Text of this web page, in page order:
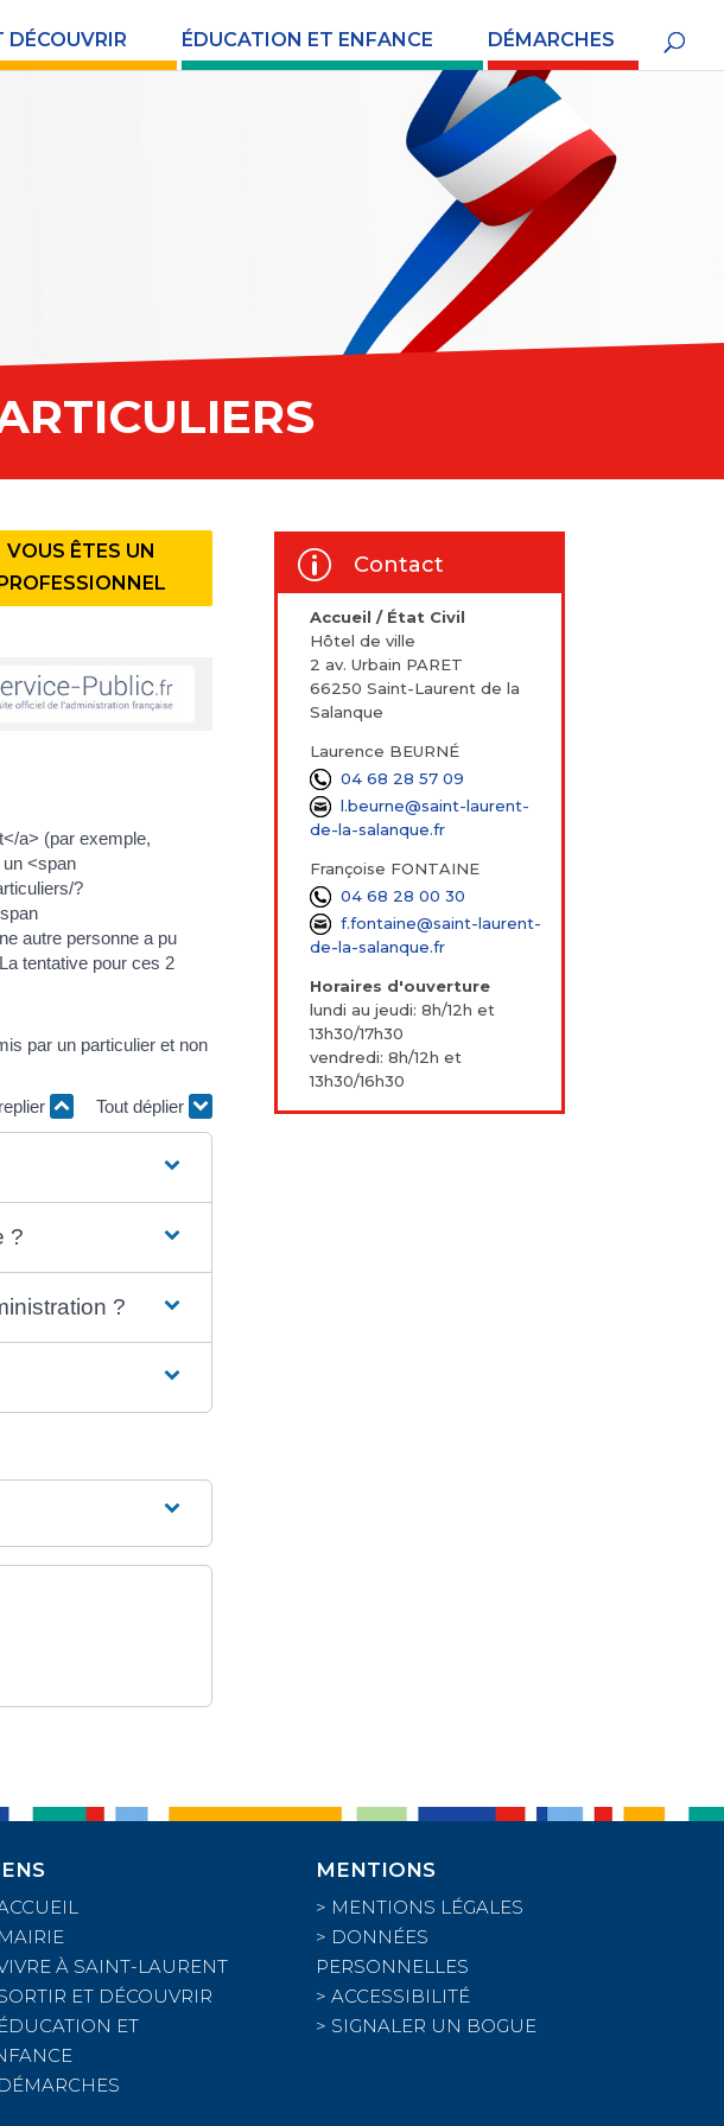
DÉCOUVRIR ÉDUCATION ET ENFANCE DÉMARCHES
VOUS ÊTES UN
PROFESSIONNEL
a> (par exemple,
<span
?
autre personne a pu
tentative pour ces 2
par un particulier et non
Tout déplier
?
?
p Contact
Accueil / État Civil
Hôtel de ville
2 av. Urbain PARET
66250 Saint-Laurent de la
Salanque
Laurence BEURNÉ
04 68 28 57 09
l.beurne@saint-laurent-
de-la-salanque.fr
Françoise FONTAINE
04 68 28 00 30
f.fontaine@saint-laurent-
de-la-salanque.fr
Horaires d'ouverture
lundi au jeudi: 8h/12h et
13h30/17h30
vendredi: 8h/12h et
13h30/16h30
MAIRIE
À SAINT-LAURENT
ET DÉCOUVRIR
ÉDUCATION ET
DÉMARCHES
MENTIONS
> MENTIONS LÉGALES
> DONNÉES
PERSONNELLES
> ACCESSIBILITÉ
> SIGNALER UN BOGUE